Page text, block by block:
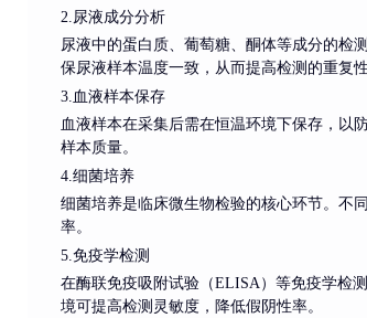
2.尿液成分分析
尿液中的蛋白质、葡萄糖、酮体等成分的检
保尿液样本温度一致，从而提高检测的重复性
3.血液样本保存
血液样本在采集后需在恒温环境下保存，以
样本质量。
4.细菌培养
细菌培养是临床微生物检验的核心环节。不
率。
5.免疫学检测
在酶联免疫吸附试验（ELISA）等免疫学检
境可提高检测灵敏度，降低假阴性率。